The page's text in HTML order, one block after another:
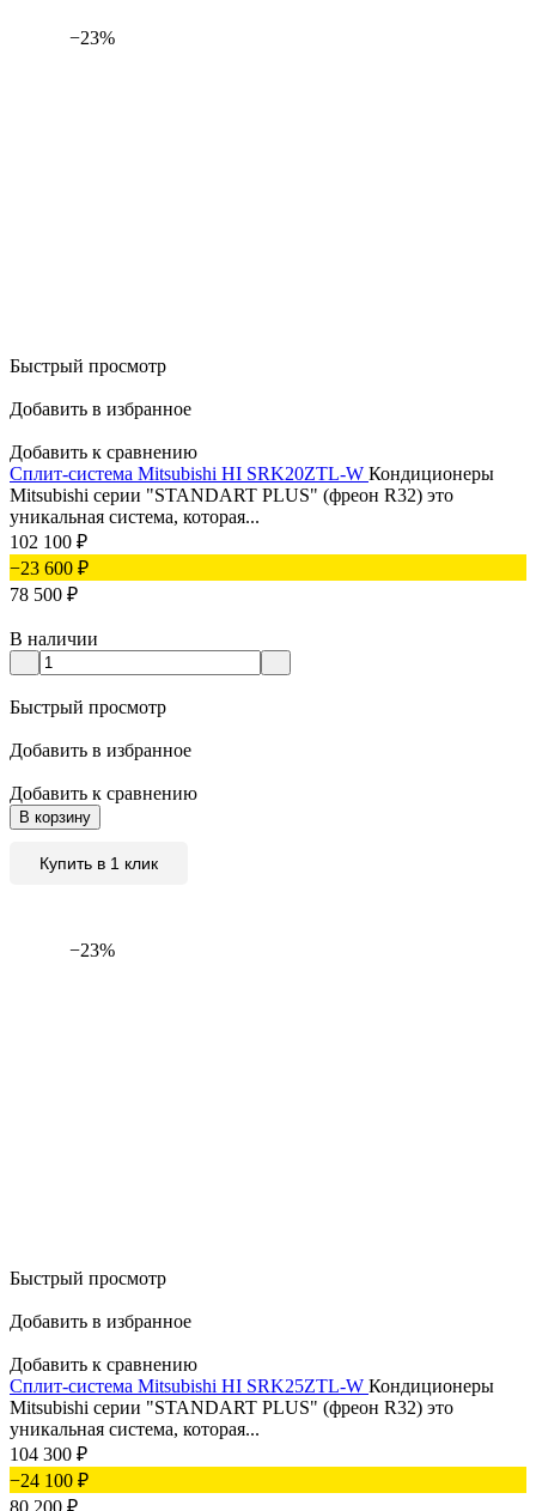
−23%
Быстрый просмотр
Добавить в избранное
Добавить к сравнению
Сплит-система Mitsubishi HI SRK20ZTL-W Кондиционеры
Mitsubishi серии "STANDART PLUS" (фреон R32) это
уникальная система, которая...
102 100 ₽
−23 600 ₽
78 500 ₽
В наличии
Быстрый просмотр
Добавить в избранное
Добавить к сравнению
В корзину
Купить в 1 клик
−23%
Быстрый просмотр
Добавить в избранное
Добавить к сравнению
Сплит-система Mitsubishi HI SRK25ZTL-W Кондиционеры
Mitsubishi серии "STANDART PLUS" (фреон R32) это
уникальная система, которая...
104 300 ₽
−24 100 ₽